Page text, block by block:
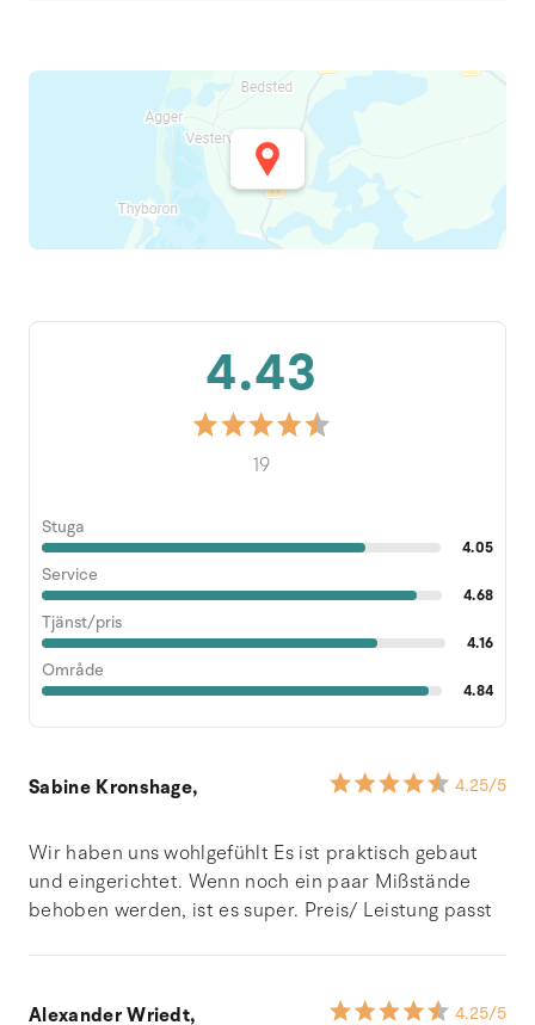
4.43
19
Stuga
4.05
Service
4.68
Tjänst/pris
4.16
Område
4.84
Sabine Kronshage, 4.25/5
Wir haben uns wohlgefühlt Es ist praktisch gebaut
und eingerichtet. Wenn noch ein paar Mißstände
behoben werden, ist es super. Preis/ Leistung passt
Alexander Wriedt, 4.25/5